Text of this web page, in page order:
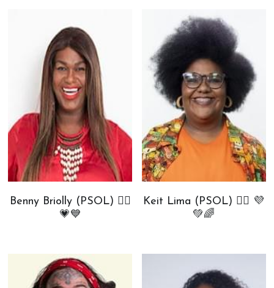
Benny Briolly (PSOL) ✊🏾
💗💙
Keit Lima (PSOL) ✊🏾 💜
💚🌈